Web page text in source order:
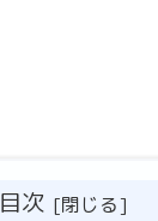
目次